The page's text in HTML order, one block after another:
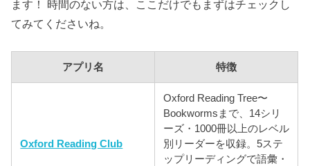
ます！ 時間のない方は、ここだけでもまずはチェックし
てみてくださいね。
アプリ名 特徴
Oxford Reading Club
Oxford Reading Tree〜
Bookwormsまで、14シリ
ーズ・1000冊以上のレベル
別リーダーを収録。5ステ
ップリーディングで語彙・